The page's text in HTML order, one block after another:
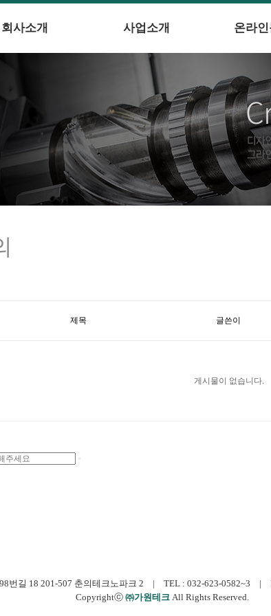
회사소개 사업소개 온라인
제목 글쓴이
게시물이 없습니다.
번길 18 201-507 춘의테크노파크 2 | TEL : 032-623-0582~3
Copyrightⓒ ㈜가원테크 All Rights Reserved.